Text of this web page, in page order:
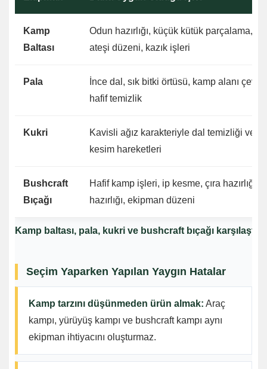
Kamp baltası, pala, kukri ve bushcraft bıçağı
Kamp
Baltası
Odun hazırlığı, küçük kütük parçalama,
ateşi düzeni, kazık işleri
Pala
İnce dal, sık bitki örtüsü, kamp alanı
hafif temizlik
Kukri
Kavisli ağız karakteriyle dal temizliği ve
kesim hareketleri
Bushcraft
Bıçağı
Hafif kamp işleri, ip kesme, çıra hazırlığı,
hazırlığı, ekipman düzeni
Seçim Yaparken Yapılan Yaygın Hatalar
Kamp tarzını düşünmeden ürün almak: Araç
kampı, yürüyüş kampı ve bushcraft kampı aynı
ekipman ihtiyacını oluşturmaz.